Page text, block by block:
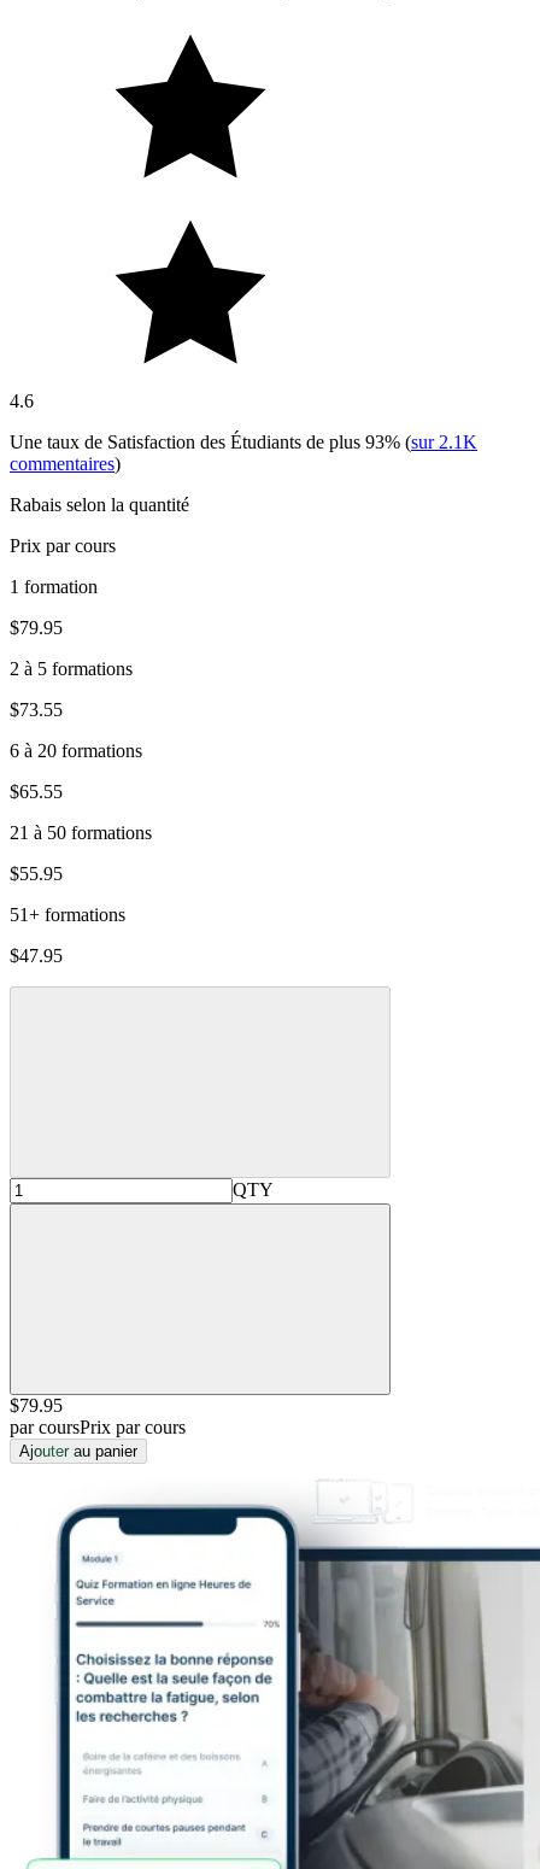
4.6
Une taux de Satisfaction des Étudiants de plus 93% (sur 2.1K
commentaires)
Rabais selon la quantité
Prix par cours
1 formation
$79.95
2 à 5 formations
$73.55
6 à 20 formations
$65.55
21 à 50 formations
$55.95
51+ formations
$47.95
QTY
$79.95
par coursPrix par cours
Ajouter au panier